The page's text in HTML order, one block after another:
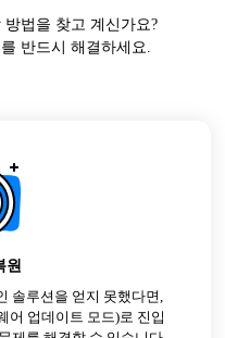
법을 찾고 계신가요?
반드시 해결하세요.
원
솔루션을 얻지 못했다면,
어 업데이트 모드)로 진입